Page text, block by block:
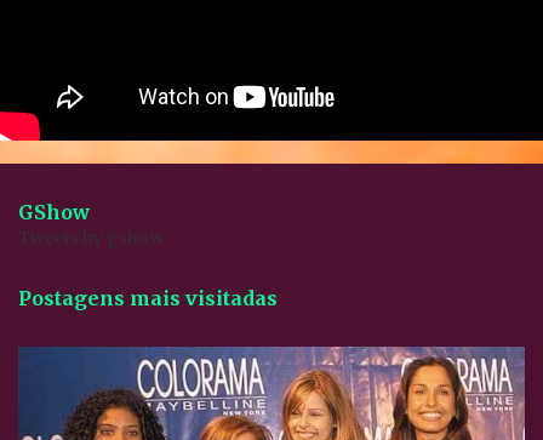
GShow
Tweets by gshow
Postagens mais visitadas